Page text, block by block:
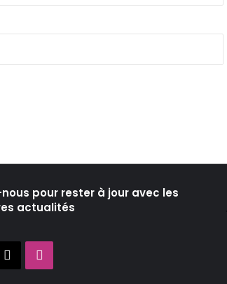
pour rester à jour avec les
actualités
X